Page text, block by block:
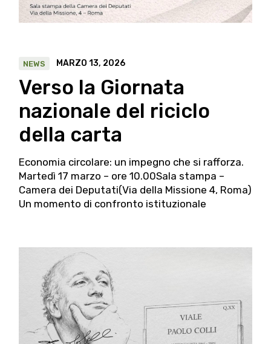
NEWS MARZO 13, 2026
Verso la Giornata
nazionale del riciclo
della carta
Economia circolare: un impegno che si rafforza.
Martedì 17 marzo – ore 10.00Sala stampa –
Camera dei Deputati(Via della Missione 4, Roma)
Un momento di confronto istituzionale